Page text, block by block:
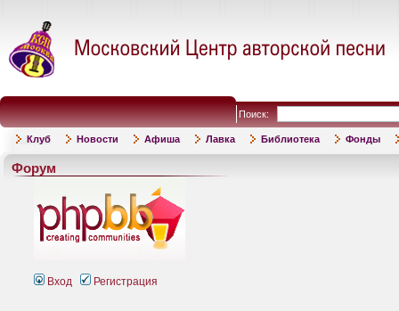
Поиск:
Клуб Новости Афиша Лавка Библиотека Фонды
Форум
Вход Регистрация